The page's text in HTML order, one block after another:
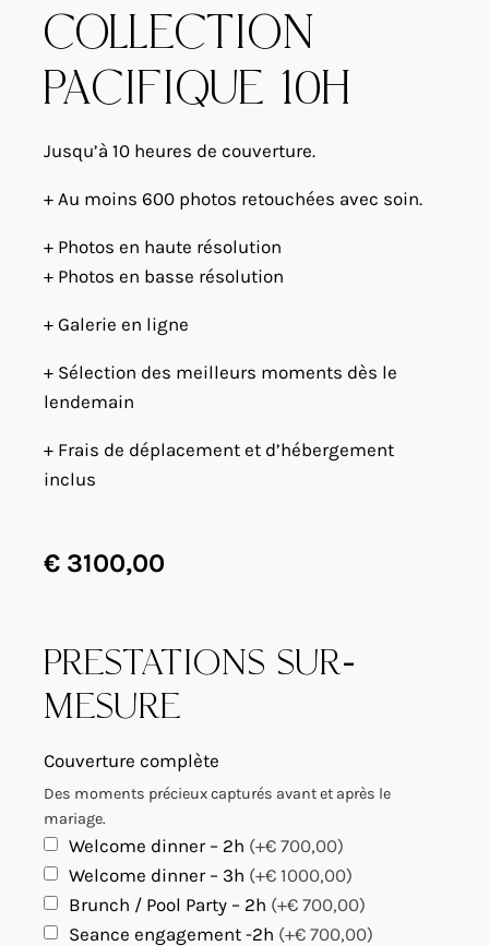
COLLECTION
PACIFIQUE 10H
Jusqu’à 10 heures de couverture.
+ Au moins 600 photos retouchées avec soin.
+ Photos en haute résolution
+ Photos en basse résolution
+ Galerie en ligne
+ Sélection des meilleurs moments dès le
lendemain
+ Frais de déplacement et d’hébergement
inclus
€ 3100,00
PRESTATIONS SUR-
MESURE
Couverture complète
Des moments précieux capturés avant et après le
mariage.
Welcome dinner – 2h (+€ 700,00)
Welcome dinner – 3h (+€ 1000,00)
Brunch / Pool Party – 2h (+€ 700,00)
Seance engagement -2h (+€ 700,00)